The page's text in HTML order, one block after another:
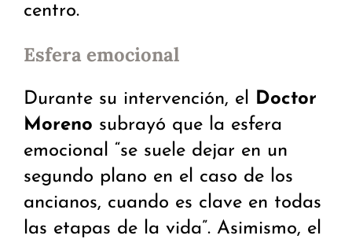
centro.
Esfera emocional
Durante su intervención, el
Doctor
Moreno subrayó que la esfera
emocional “se suele dejar en un
segundo plano en el caso de los
ancianos, cuando es clave en todas
las etapas de la vida”. Asimismo, el